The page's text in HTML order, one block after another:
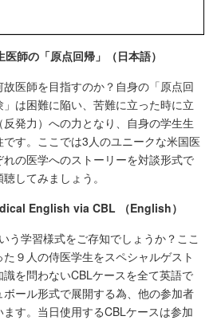
師の「原点回帰」（日本語）
医師を目指すのか？自身の「原点回
は困難に陥い、苦難に立った時に立
発力）への力となり、自身の学生生
す。ここでは3人のユニークな米国医
の医学へのストーリーを対談形式で
してみましょう。
English via CBL （English）
う学習様式をご存知でしょうか？ここ
９人の侍医学生をスペシャルゲスト
を問わないCBLケースを全て英語で
ール形式で展開する為、他の参加者
す。当日使用するCBLケースは参加